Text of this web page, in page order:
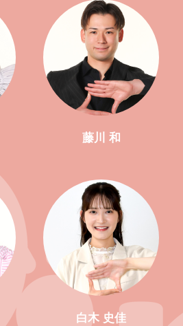
藤川 和
白木 史佳